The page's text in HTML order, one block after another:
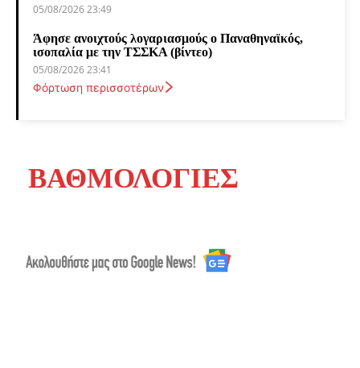
05/08/2026 23:49
Άφησε ανοιχτούς λογαριασμούς ο Παναθηναϊκός,
ισοπαλία με την ΤΣΣΚΑ (βίντεο)
05/08/2026 23:41
Φόρτωση περισσοτέρων
ΒΑΘΜΟΛΟΓΙΕΣ